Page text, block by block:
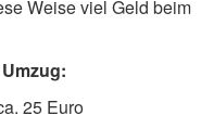
Weise viel Geld beim
25 Euro